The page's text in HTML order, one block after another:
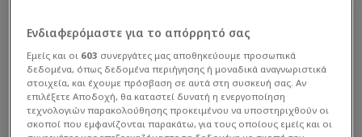
Ενδιαφερόμαστε για το απόρρητό σας
Εμείς και οι 603 συνεργάτες μας αποθηκεύουμε προσωπικά
δεδομένα, όπως δεδομένα περιήγησης ή μοναδικά αναγνωριστικά
στοιχεία, και έχουμε πρόσβαση σε αυτά στη συσκευή σας. Αν
επιλέξετε Αποδοχή, θα καταστεί δυνατή η ενεργοποίηση
τεχνολογιών παρακολούθησης προκειμένου να υποστηριχθούν οι
σκοποί που εμφανίζονται παρακάτω, για τους οποίους εμείς και οι